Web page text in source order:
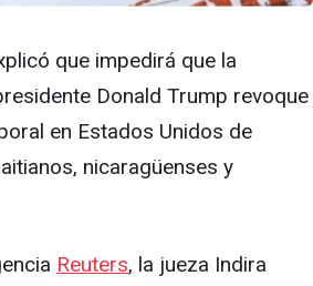
que impedirá que la
Donald Trump revoque
en Estados Unidos de
nicaragüenses y
Reuters, la jueza Indira